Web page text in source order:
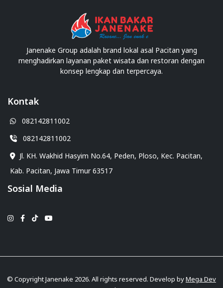
Janenake Group adalah brand lokal asal Pacitan yang
menghadirkan layanan paket wisata dan restoran dengan
konsep lengkap dan terpercaya.
Kontak
082142811002
082142811002
Jl. KH. Wakhid Hasyim No.64, Peden, Ploso, Kec. Pacitan,
Kab. Pacitan, Jawa Timur 63517
Sosial Media
© Copyright Janenake 2026. All rights reserved. Develop byMega Dev